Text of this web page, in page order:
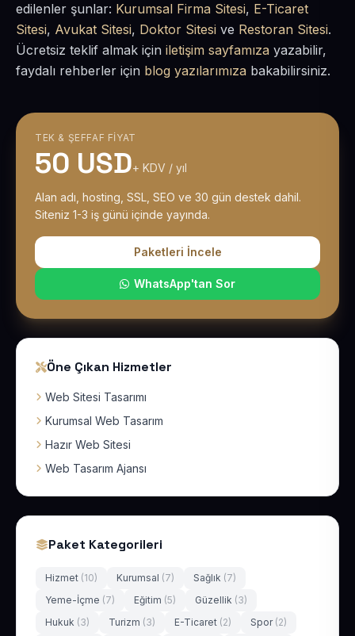
edilenler şunlar: Kurumsal Firma Sitesi, E-Ticaret
Sitesi, Avukat Sitesi, Doktor Sitesi ve Restoran Sitesi.
Ücretsiz teklif almak için iletişim sayfamıza yazabilir,
faydalı rehberler için blog yazılarımıza bakabilirsiniz.
TEK & ŞEFFAF FIYAT
50 USD+ KDV / yıl
Alan adı, hosting, SSL, SEO ve 30 gün destek dahil.
Siteniz 1-3 iş günü içinde yayında.
Paketleri İncele
WhatsApp'tan Sor
Öne Çıkan Hizmetler
Web Sitesi Tasarımı
Kurumsal Web Tasarım
Hazır Web Sitesi
Web Tasarım Ajansı
Paket Kategorileri
Hizmet (10) Kurumsal (7) Sağlık (7)
Yeme-İçme (7) Eğitim (5) Güzellik (3)
Hukuk (3) Turizm (3) E-Ticaret (2) Spor (2)